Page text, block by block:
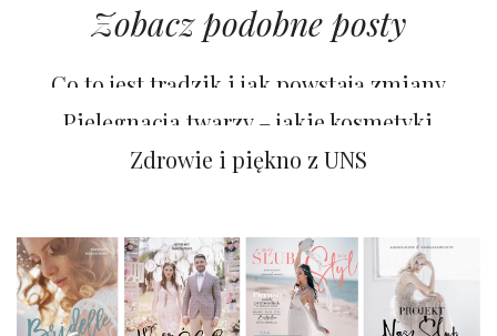
Zobacz podobne posty
Co to jest trądzik i jak powstają zmiany
skórne?
Pielęgnacja twarzy – jakie kosmetyki
wybrać?
Zdrowie i piękno z UNS